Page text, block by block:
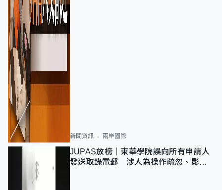
新聞資訊 兩岸國際
JUPAS放榜｜東華學院誤向所有申請人
發送取錄電郵 涉人為操作疏忽、影響